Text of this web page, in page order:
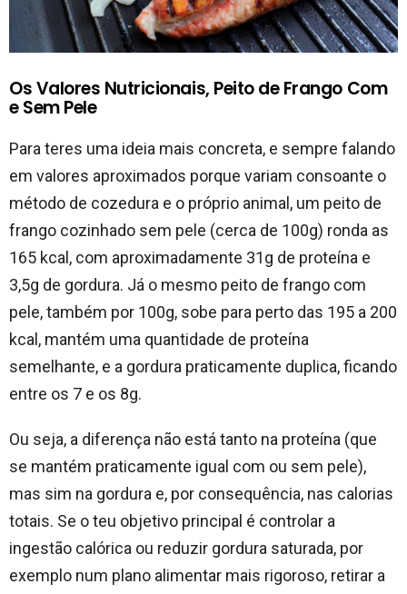
Os Valores Nutricionais, Peito de Frango Com
e Sem Pele
Para teres uma ideia mais concreta, e sempre falando
em valores aproximados porque variam consoante o
método de cozedura e o próprio animal, um peito de
frango cozinhado sem pele (cerca de 100g) ronda as
165 kcal, com aproximadamente 31g de proteína e
3,5g de gordura. Já o mesmo peito de frango com
pele, também por 100g, sobe para perto das 195 a 200
kcal, mantém uma quantidade de proteína
semelhante, e a gordura praticamente duplica, ficando
entre os 7 e os 8g.
Ou seja, a diferença não está tanto na proteína (que
se mantém praticamente igual com ou sem pele),
mas sim na gordura e, por consequência, nas calorias
totais. Se o teu objetivo principal é controlar a
ingestão calórica ou reduzir gordura saturada, por
exemplo num plano alimentar mais rigoroso, retirar a